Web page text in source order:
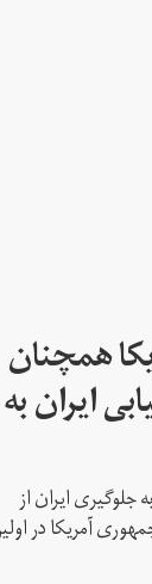
همچنان
ایران به
جلوگیری ایران از
آمریکا در